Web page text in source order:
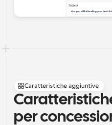
Caratteristiche aggiuntive
per